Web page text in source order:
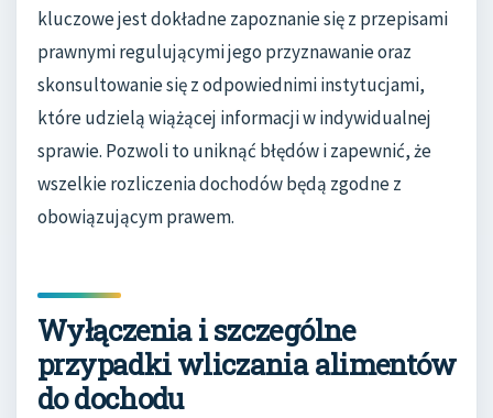
kluczowe jest dokładne zapoznanie się z przepisami
prawnymi regulującymi jego przyznawanie oraz
skonsultowanie się z odpowiednimi instytucjami,
które udzielą wiążącej informacji w indywidualnej
sprawie. Pozwoli to uniknąć błędów i zapewnić, że
wszelkie rozliczenia dochodów będą zgodne z
obowiązującym prawem.
Wyłączenia i szczególne
przypadki wliczania alimentów
do dochodu